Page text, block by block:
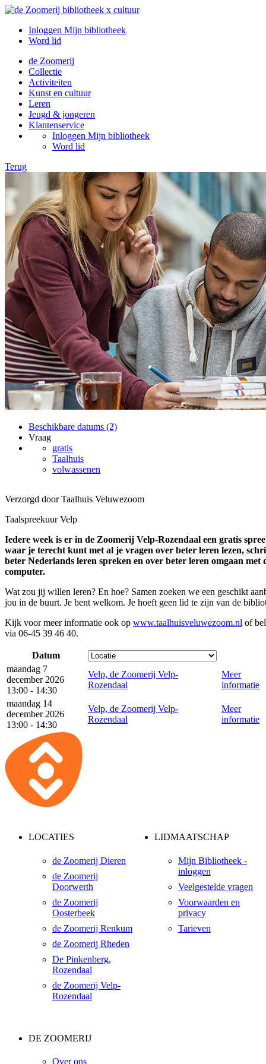
Inloggen Mijn bibliotheek
Word lid
de Zoomerij
Collectie
Activiteiten
Kunst en cultuur
Leren
Jeugd & jongeren
Klantenservice
Inloggen Mijn bibliotheek
Word lid
Terug
Beschikbare datums (2)
Vraag
gratis
Taalhuis
volwassenen
Verzorgd door Taalhuis Veluwezoom
Taalspreekuur Velp
Iedere week is er in de Zoomerij Velp-Rozendaal een gratis
waar je terecht kunt met al je vragen over beter leren lezen,
beter Nederlands leren spreken en over beter leren omgaan met
computer.
Wat zou jij willen leren? En hoe? Samen zoeken we een geschikt
jou in de buurt. Je bent welkom. Je hoeft geen lid te zijn van de
Kijk voor meer informatie ook op www.taalhuisveluwezoom.nl of
via 06-45 39 46 40.
Datum
maandag 7
december 2026
13:00 - 14:30
Velp, de Zoomerij Velp-
Rozendaal
Meer
informatie
maandag 14
december 2026
13:00 - 14:30
Velp, de Zoomerij Velp-
Rozendaal
Meer
informatie
LOCATIES
de Zoomerij Dieren
de Zoomerij
Doorwerth
de Zoomerij
Oosterbeek
de Zoomerij Renkum
de Zoomerij Rheden
De Pinkenberg,
Rozendaal
de Zoomerij Velp-
Rozendaal
LIDMAATSCHAP
Mijn Bibliotheek -
inloggen
Veelgestelde vragen
Voorwaarden en
privacy
Tarieven
DE ZOOMERIJ
Over ons